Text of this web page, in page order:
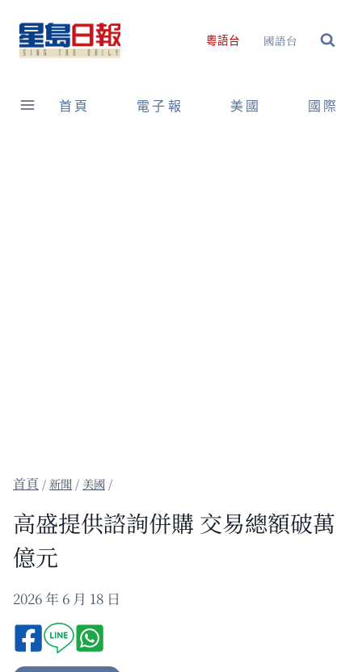
content
粵語台 國語台
首頁 電子報 美國 國際
/新聞 / 美國 /
高盛提供諮詢併購 交易總額破萬
億元
2026 年 6 月 18 日